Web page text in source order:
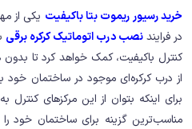
خرید رسیور ریموت بتا باکیفیت یکی از
در فرایندنصب درب اتوماتیک کرکره برقی
کنترل باکیفیت، کمک خواهد کرد تا
از درب کرکره‌ای موجود در ساختمان
برای اینکه بتوان از این مرکزهای
مناسب‌ترین گزینه برای ساختمان خود